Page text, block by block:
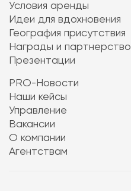
Условия аренды
Идеи для вдохновения
География присутствия
Награды и партнерство
Презентации
PRO-Новости
Наши кейсы
Управление
Вакансии
О компании
Агентствам